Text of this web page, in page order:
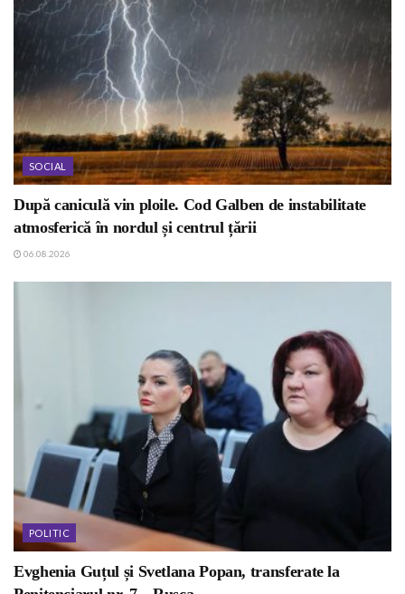
SOCIAL
După caniculă vin ploile. Cod Galben de instabilitate
atmosferică în nordul și centrul țării
06.08.2026
POLITIC
Evghenia Guțul și Svetlana Popan, transferate la